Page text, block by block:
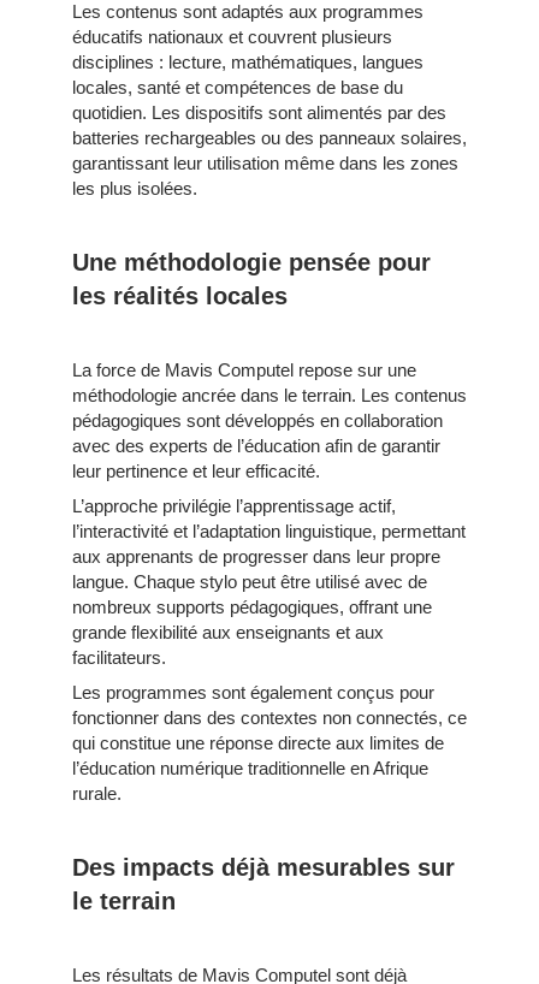
Les contenus sont adaptés aux programmes
éducatifs nationaux et couvrent plusieurs
disciplines : lecture, mathématiques, langues
locales, santé et compétences de base du
quotidien. Les dispositifs sont alimentés par des
batteries rechargeables ou des panneaux solaires,
garantissant leur utilisation même dans les zones
les plus isolées.
Une méthodologie pensée pour
les réalités locales
La force de Mavis Computel repose sur une
méthodologie ancrée dans le terrain. Les contenus
pédagogiques sont développés en collaboration
avec des experts de l’éducation afin de garantir
leur pertinence et leur efficacité.
L’approche privilégie l’apprentissage actif,
l’interactivité et l’adaptation linguistique, permettant
aux apprenants de progresser dans leur propre
langue. Chaque stylo peut être utilisé avec de
nombreux supports pédagogiques, offrant une
grande flexibilité aux enseignants et aux
facilitateurs.
Les programmes sont également conçus pour
fonctionner dans des contextes non connectés, ce
qui constitue une réponse directe aux limites de
l’éducation numérique traditionnelle en Afrique
rurale.
Des impacts déjà mesurables sur
le terrain
Les résultats de Mavis Computel sont déjà